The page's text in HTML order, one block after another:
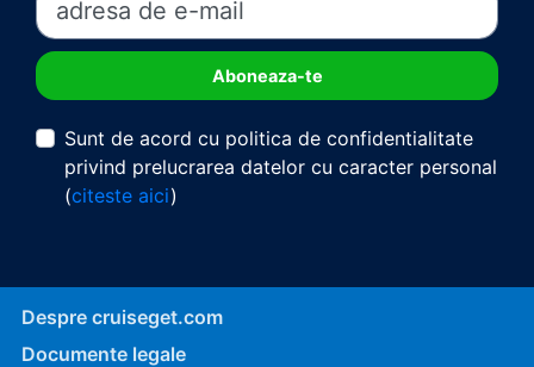
Sunt de acord cu politica de confidentialitate
privind prelucrarea datelor cu caracter personal
(citeste aici)
Despre cruiseget.com
Documente legale